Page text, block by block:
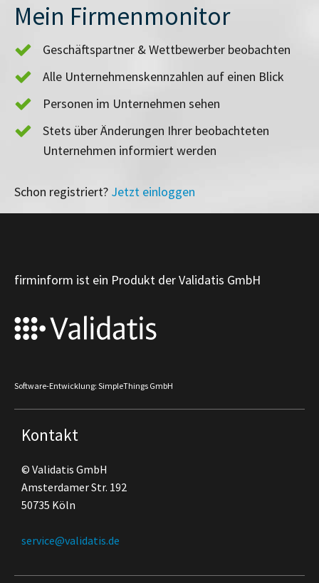
Mein Firmenmonitor
Geschäftspartner & Wettbewerber beobachten
Alle Unternehmenskennzahlen auf einen Blick
Personen im Unternehmen sehen
Stets über Änderungen Ihrer beobachteten
Unternehmen informiert werden
Schon registriert? Jetzt einloggen
firminform ist ein Produkt der Validatis GmbH
Software-Entwicklung: SimpleThings GmbH
Kontakt
© Validatis GmbH
Amsterdamer Str. 192
50735 Köln
service@validatis.de